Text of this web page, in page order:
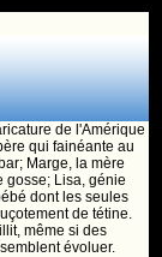
de l'Amérique
qui fainéante au
Marge, la mère
gosse; Lisa, génie
dont les seules
de tétine.
même si des
évoluer.